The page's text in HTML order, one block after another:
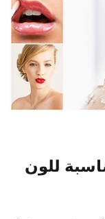
للون